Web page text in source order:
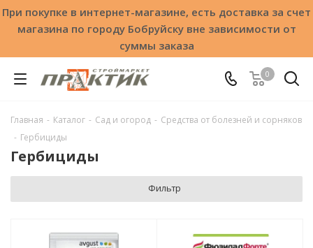
При покупке в интернет-магазине, есть доставка за счет
магазина по городу Бобруйску вне зависимости от
суммы заказа
0
Главная - Каталог - Сад и огород - Средства от болезней и сорняков
- Гербициды
Гербициды
Фильтр